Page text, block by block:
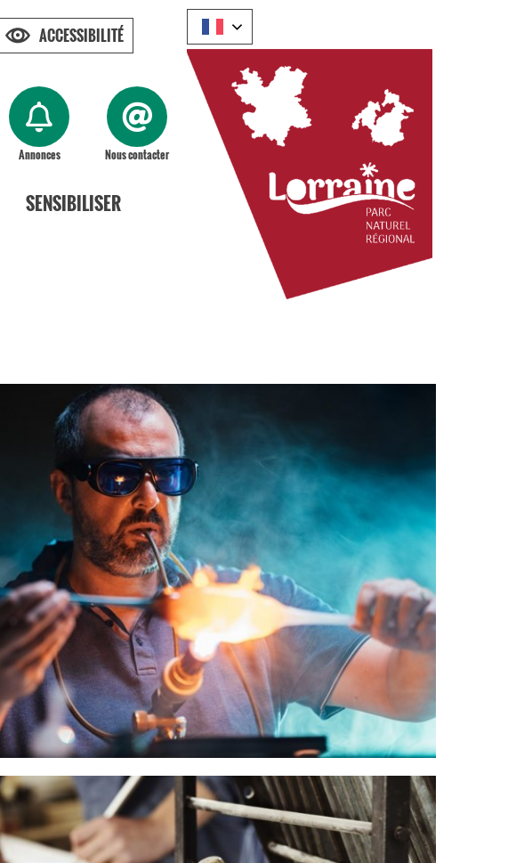
Annonces Nous contacter
SENSIBILISER
ACCESSIBILITÉ